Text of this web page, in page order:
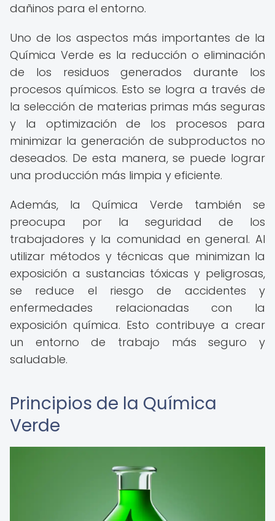
dañinos para el entorno.
Uno de los aspectos más importantes de la
Química Verde es la reducción o eliminación
de los residuos generados durante los
procesos químicos. Esto se logra a través de
la selección de materias primas más seguras
y la optimización de los procesos para
minimizar la generación de subproductos no
deseados. De esta manera, se puede lograr
una producción más limpia y eficiente.
Además, la Química Verde también se
preocupa por la seguridad de los
trabajadores y la comunidad en general. Al
utilizar métodos y técnicas que minimizan la
exposición a sustancias tóxicas y peligrosas,
se reduce el riesgo de accidentes y
enfermedades relacionadas con la
exposición química. Esto contribuye a crear
un entorno de trabajo más seguro y
saludable.
Principios de la Química
Verde